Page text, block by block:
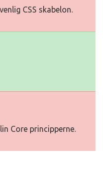
CSS skabelon.
Core principperne.